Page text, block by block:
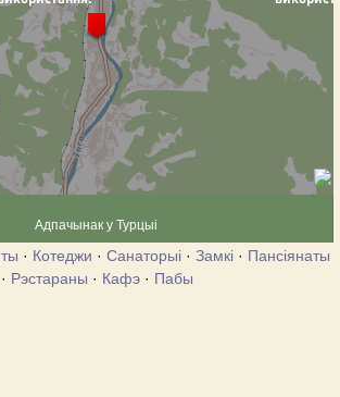
Адпачынак у Турцыі
· Котеджи · Санаторыі · Замкі · Пансіянаты
· Рэстараны · Кафэ· Пабы